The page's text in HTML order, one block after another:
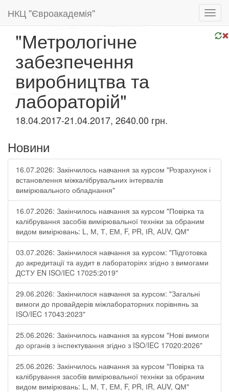
НКЦ "Євроакадемія"
"Метрологічне
забезпечення
виробництва та
лабораторій"
18.04.2017-21.04.2017, 2640.00 грн.
Новини
16.07.2026: Закінчилось навчання за курсом "Розрахунок і
встановлення міжкалібрувальних інтервалів
вимірювального обладнання"
16.07.2026: Закінчилось навчання за курсом "Повірка та
калібрування засобів вимірювальної техніки за обраним
видом вимірювань: L, М, Т, ЕМ, F, РR, ІR, АUV, QМ"
03.07.2026: Закінчилося навчання за курсом: "Підготовка
до акредитації та аудит в лабораторіях згідно з вимогами
ДСТУ EN ISO/IEC 17025:2019"
29.06.2026: Закінчилося навчання за курсом: "Загальні
вимоги до провайдерів міжлабораторних порівнянь за
ISO/IEC 17043:2023"
25.06.2026: Закінчилось навчання за курсом "Нові вимоги
до органів з інспектування згідно з ISO/IEC 17020:2026"
25.06.2026: Закінчилось навчання за курсом "Повірка та
калібрування засобів вимірювальної техніки за обраним
видом вимірювань: L, М, Т, ЕМ, F, РR, ІR, АUV, QМ"